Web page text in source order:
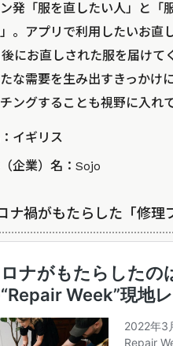
発「服を直したい人」と「
」。アプリで利用したいお直
にお直しされた服を届けて
な需要を生み出すきっかけ
ングすることも視野に入れ
イギリス
企業）名： Sojo
ナ禍がもたらした「修